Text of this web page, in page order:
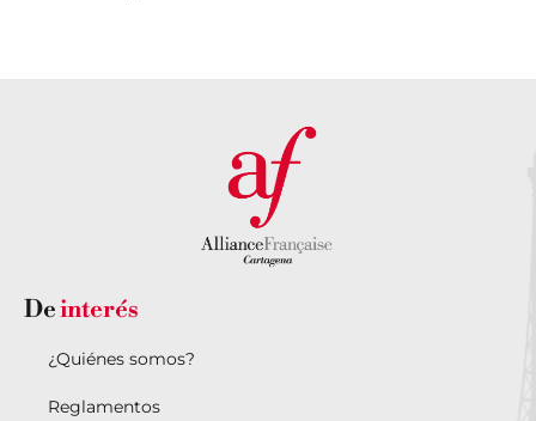
Deinterés
¿Quiénes somos?
Reglamentos